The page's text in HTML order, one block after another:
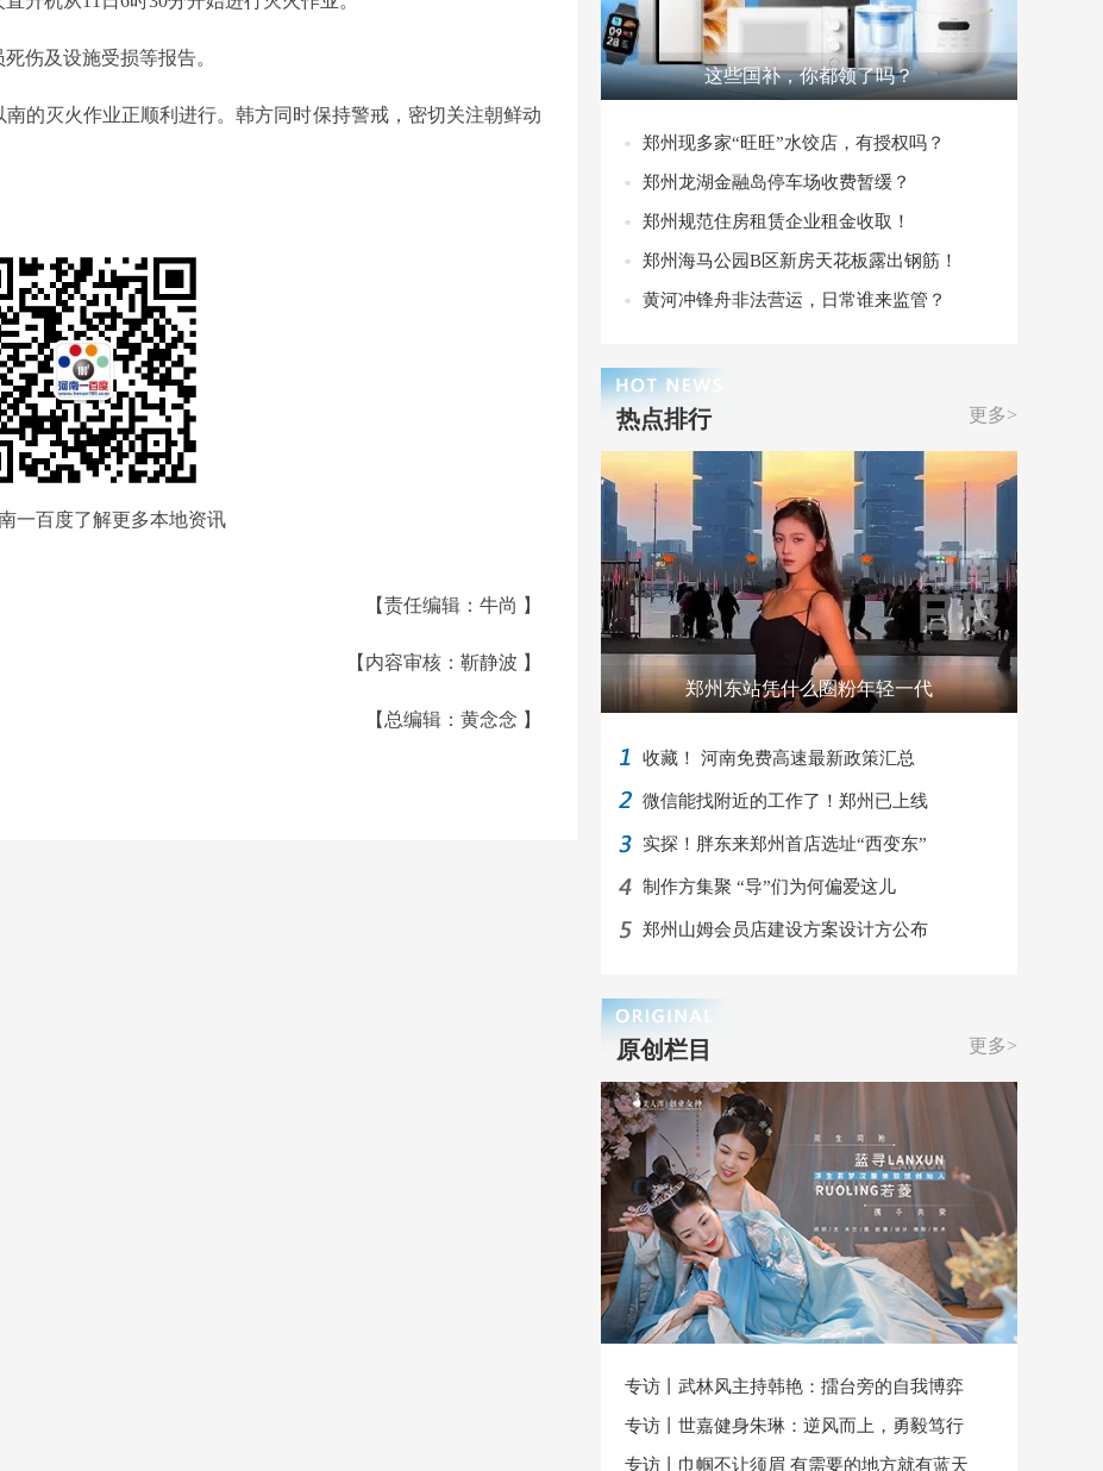
伤及设施受损等报告。
的灭火作业正顺利进行。韩方同时保持警戒，密切关注朝鲜动
一百度了解更多本地资讯
【责任编辑：牛尚 】
【内容审核：靳静波 】
【总编辑：黄念念 】
这些国补，你都领了吗？
郑州现多家“旺旺”水饺店，有授权吗？
郑州龙湖金融岛停车场收费暂缓？
郑州规范住房租赁企业租金收取！
郑州海马公园B区新房天花板露出钢筋！
黄河冲锋舟非法营运，日常谁来监管？
更多>
热点排行
郑州东站凭什么圈粉年轻一代
收藏！ 河南免费高速最新政策汇总
微信能找附近的工作了！郑州已上线
实探！胖东来郑州首店选址“西变东”
制作方集聚 “导”们为何偏爱这儿
郑州山姆会员店建设方案设计方公布
更多>
原创栏目
专访丨武林风主持韩艳：擂台旁的自我博弈
专访丨世嘉健身朱琳：逆风而上，勇毅笃行
专访丨巾帼不让须眉 有需要的地方就有蓝天